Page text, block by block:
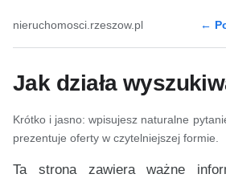
nieruchomosci.rzeszow.pl ←
Jak działa
Krótko i jasno: wpisujesz naturalne
prezentuje oferty w czytelniejszej formie.
Ta strona zawiera ważne